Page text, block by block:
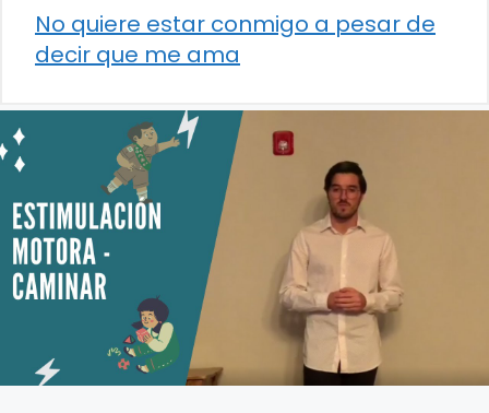
No quiere estar conmigo a pesar de
decir que me ama